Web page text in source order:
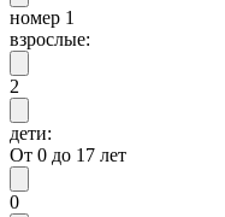
номер 1
взрослые:
2
дети:
От 0 до 17 лет
0